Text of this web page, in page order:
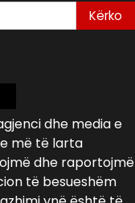
dhe media e
më të larta
dhe raportojmë
të besueshëm